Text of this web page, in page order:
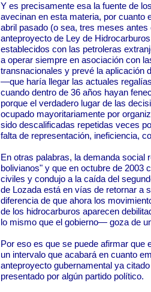
Y es precisamente esa la fuente de
avecinan en esta materia, por cuanto
abril pasado (o sea, tres meses
anteproyecto de Ley de
establecidos con las petroleras
a operar siempre en asociación con
transnacionales y prevé la aplicación
—que haría llegar las actuales
cuando dentro de 36 años hayan
porque el verdadero lugar de las
ocupado mayoritariamente por
sido descalificadas repetidas veces
falta de representación, ineficiencia,
En otras palabras, la demanda social
bolivianos" y que en octubre de 2003
civiles y condujo a la caída del
de Lozada está en vías de retornar a
diferencia de que ahora los
de los hidrocarburos aparecen
lo mismo que el gobierno— goza de
Por eso es que se puede afirmar que
un intervalo que acabará en cuanto
anteproyecto gubernamental ya
presentado por algún partido político.